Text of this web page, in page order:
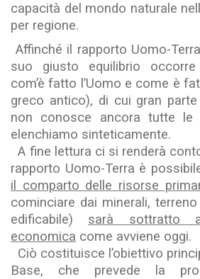
capacità del mondo naturale
per regione.
Affinché il rapporto Uomo-
suo giusto equilibrio
com’è fatto l’Uomo e come è
greco antico), di cui gran
non conosce ancora tutte le
elenchiamo sinteticamente.
A fine lettura ci si renderà
rapporto Uomo-Terra è
il comparto delle risorse
cominciare dai minerali,
edificabile) sarà sottratto
economica come avviene oggi.
Ciò costituisce l’obiettivo
Base, che prevede la